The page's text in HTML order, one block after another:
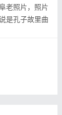
老照片，照片
是孔子故里曲